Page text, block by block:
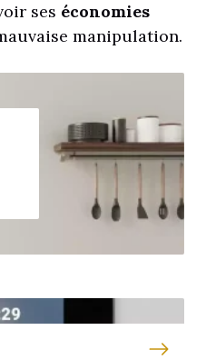
ses économies
manipulation.